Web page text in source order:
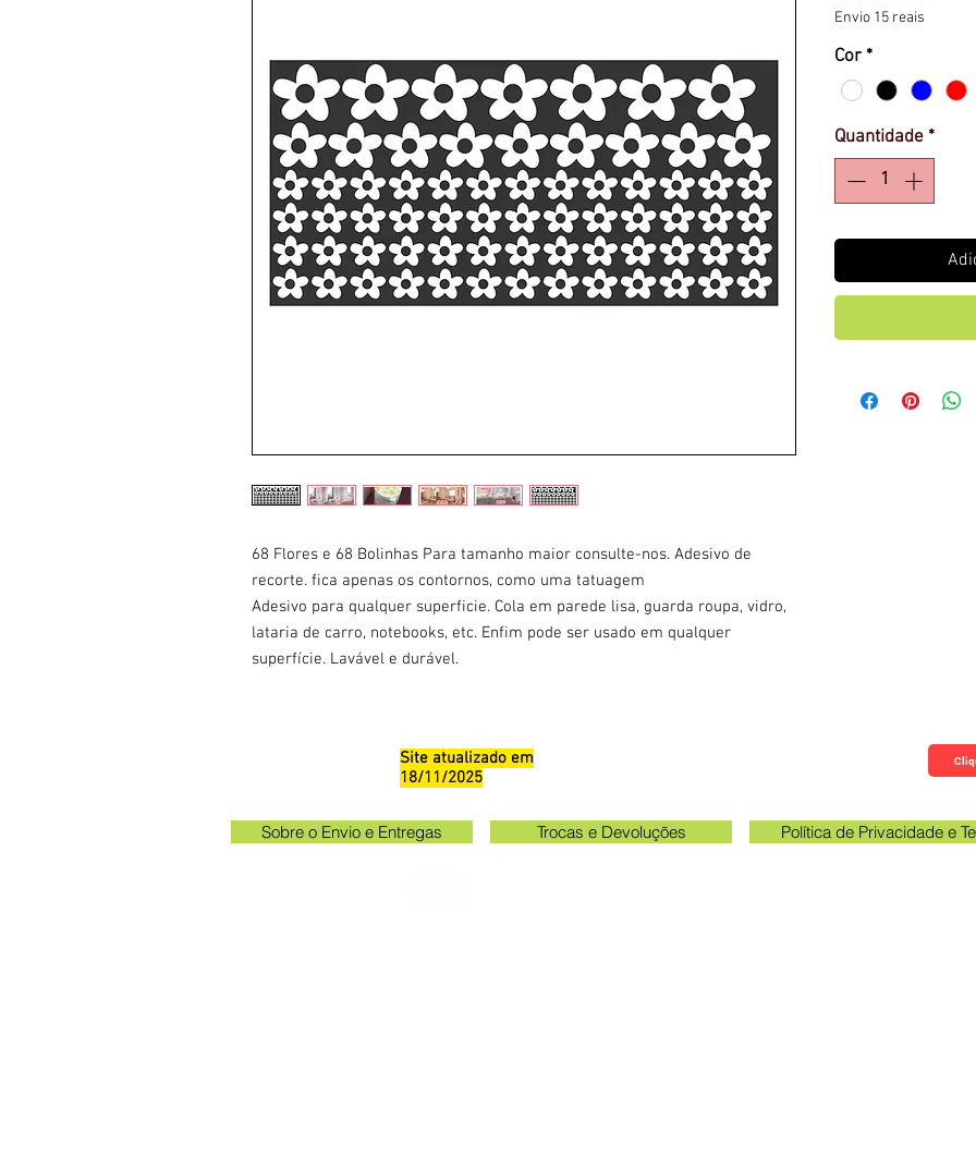
68 Flores e 68 Bolinhas Para tamanho maior consulte-nos. Adesivo de
recorte. fica apenas os contornos, como uma tatuagem
Adesivo para qualquer superficie. Cola em parede lisa, guarda roupa, vidro,
lataria de carro, notebooks, etc. Enfim pode ser usado em qualquer
superfície. Lavável e durável.
Envio 15 reais
Cor *
Quantidade *
Site atualizado em
18/11/2025
Sobre o Envio e Entregas Trocas e Devoluções Política de Privacidade e